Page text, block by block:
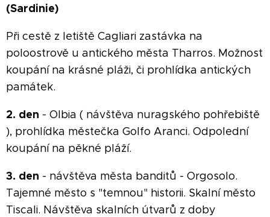
(Sardinie)
Při cestě z letiště Cagliari zastávka na
poloostrově u antického města Tharros. Možnost
koupání na krásné pláži, či prohlídka antických
památek.
2. den - Olbia ( návštěva nuragského pohřebiště
), prohlídka městečka Golfo Aranci. Odpolední
koupání na pěkné pláží.
3. den - návštěva města banditů - Orgosolo.
Tajemné město s "temnou" historii. Skalní město
Tiscali. Návštěva skalních útvarů z doby